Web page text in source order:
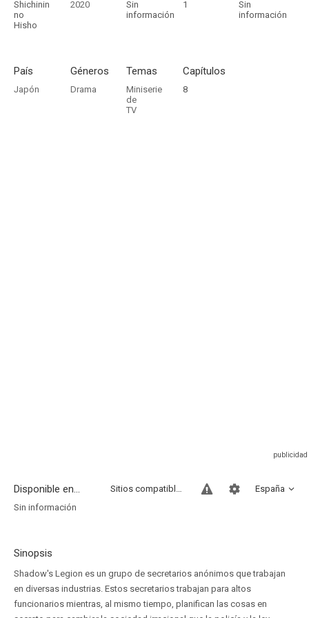
Shichinin
no
Hisho
2020
Sin
información
1
Sin
información
País
Japón
Géneros
Drama
Temas
Miniserie
de
TV
Capítulos
8
Disponible en... España
Sitios compatibles
Sin información
Sinopsis
Shadow's Legion es un grupo de secretarios anónimos que trabajan
en diversas industrias. Estos secretarios trabajan para altos
funcionarios mientras, al mismo tiempo, planifican las cosas en